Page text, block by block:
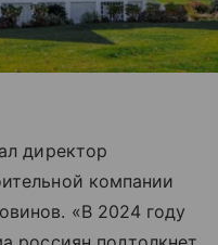
директор
компании
«В 2024 году